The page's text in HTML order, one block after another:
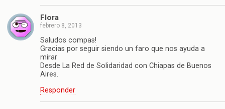
Flora
febrero 8, 2013
Saludos compas!
Gracias por seguir siendo un faro que nos ayuda a
mirar
Desde La Red de Solidaridad con Chiapas de Buenos
Aires.
Responder